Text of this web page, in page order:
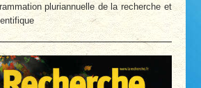
pluriannuelle de la recherche et